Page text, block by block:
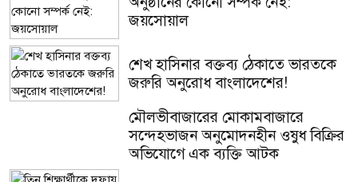
জয়সোয়াল
শেখ হাসিনার বক্তব্য ঠেকাতে ভারতকে
জরুরি অনুরোধ বাংলাদেশের!
মৌলভীবাজারের মোকামবাজারে
সন্দেহভাজন অনুমোদনহীন ওষুধ বিক্রির
অভিযোগে এক ব্যক্তি আটক